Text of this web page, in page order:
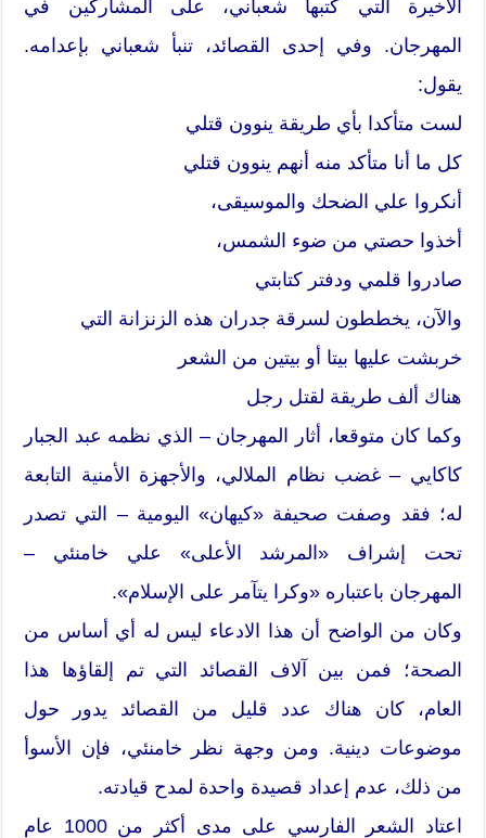
الأخيرة التي كتبها شعباني، على المشاركين في
المهرجان. وفي إحدى القصائد، تنبأ شعباني بإعدامه.
يقول:
لست متأكدا بأي طريقة ينوون قتلي
كل ما أنا متأكد منه أنهم ينوون قتلي
أنكروا علي الضحك والموسيقى،
أخذوا حصتي من ضوء الشمس،
صادروا قلمي ودفتر كتابتي
والآن، يخططون لسرقة جدران هذه الزنزانة التي
خربشت عليها بيتا أو بيتين من الشعر
هناك ألف طريقة لقتل رجل
وكما كان متوقعا، أثار المهرجان – الذي نظمه عبد الجبار
كاكايي – غضب نظام الملالي، والأجهزة الأمنية التابعة
له؛ فقد وصفت صحيفة «كيهان» اليومية – التي تصدر
تحت إشراف «المرشد الأعلى» علي خامنئي –
المهرجان باعتباره «وكرا يتآمر على الإسلام».
وكان من الواضح أن هذا الادعاء ليس له أي أساس من
الصحة؛ فمن بين آلاف القصائد التي تم إلقاؤها هذا
العام، كان هناك عدد قليل من القصائد يدور حول
موضوعات دينية. ومن وجهة نظر خامنئي، فإن الأسوأ
من ذلك، عدم إعداد قصيدة واحدة لمدح قيادته.
اعتاد الشعر الفارسي على مدى أكثر من 1000 عام